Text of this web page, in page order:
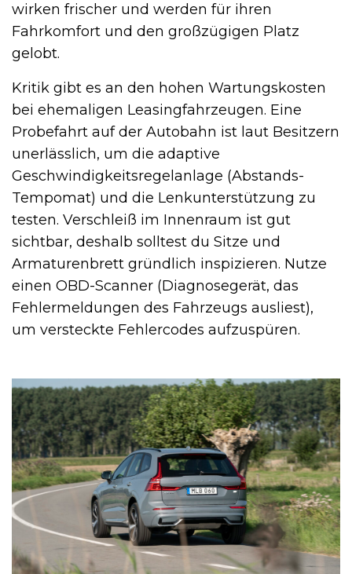
wirken frischer und werden für ihren
Fahrkomfort und den großzügigen Platz
gelobt.
Kritik gibt es an den hohen Wartungskosten
bei ehemaligen Leasingfahrzeugen. Eine
Probefahrt auf der Autobahn ist laut Besitzern
unerlässlich, um die adaptive
Geschwindigkeitsregelanlage (Abstands-
Tempomat) und die Lenkunterstützung zu
testen. Verschleiß im Innenraum ist gut
sichtbar, deshalb solltest du Sitze und
Armaturenbrett gründlich inspizieren. Nutze
einen OBD-Scanner (Diagnosegerät, das
Fehlermeldungen des Fahrzeugs ausliest),
um versteckte Fehlercodes aufzuspüren.